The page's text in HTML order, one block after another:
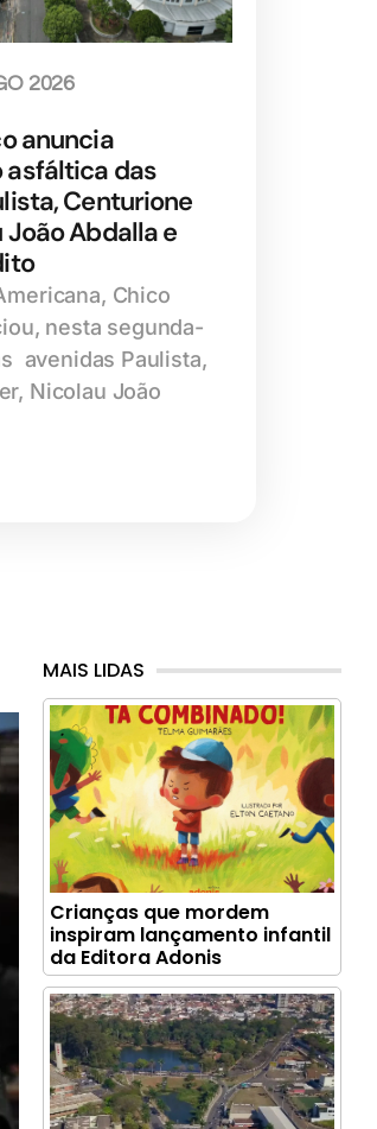
2026
anuncia
das
Centurione
João Abdalla e
Chico
nesta segunda-
avenidas Paulista,
Nicolau João
MAIS LIDAS
Crianças que mordem
inspiram lançamento infantil
da Editora Adonis